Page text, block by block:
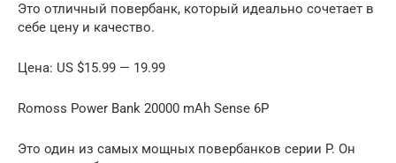
Это отличный повербанк, который идеально сочетает в
себе цену и качество.
Цена: US $15.99 — 19.99
Romoss Power Bank 20000 mAh Sense 6P
Это один из самых мощных повербанков серии P. Он